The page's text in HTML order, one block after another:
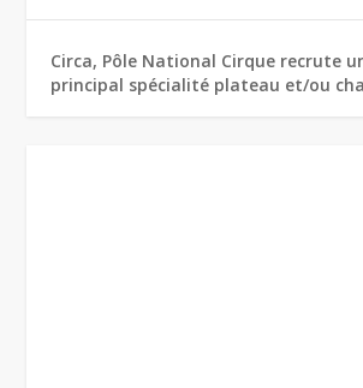
Circa, Pôle National Cirque recrute
principal spécialité plateau et/ou